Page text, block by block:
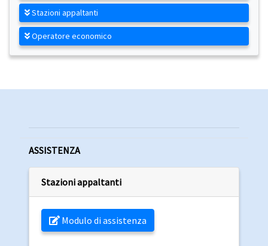
Stazioni appaltanti
Operatore economico
ASSISTENZA
Stazioni appaltanti
Modulo di assistenza